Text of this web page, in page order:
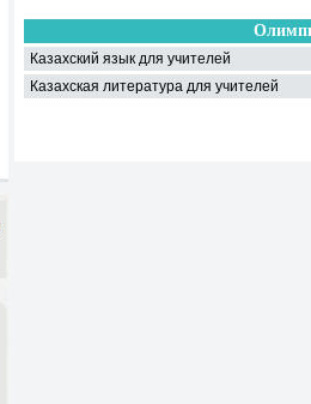
Казахский язык для учителей
Казахская литература для учителей